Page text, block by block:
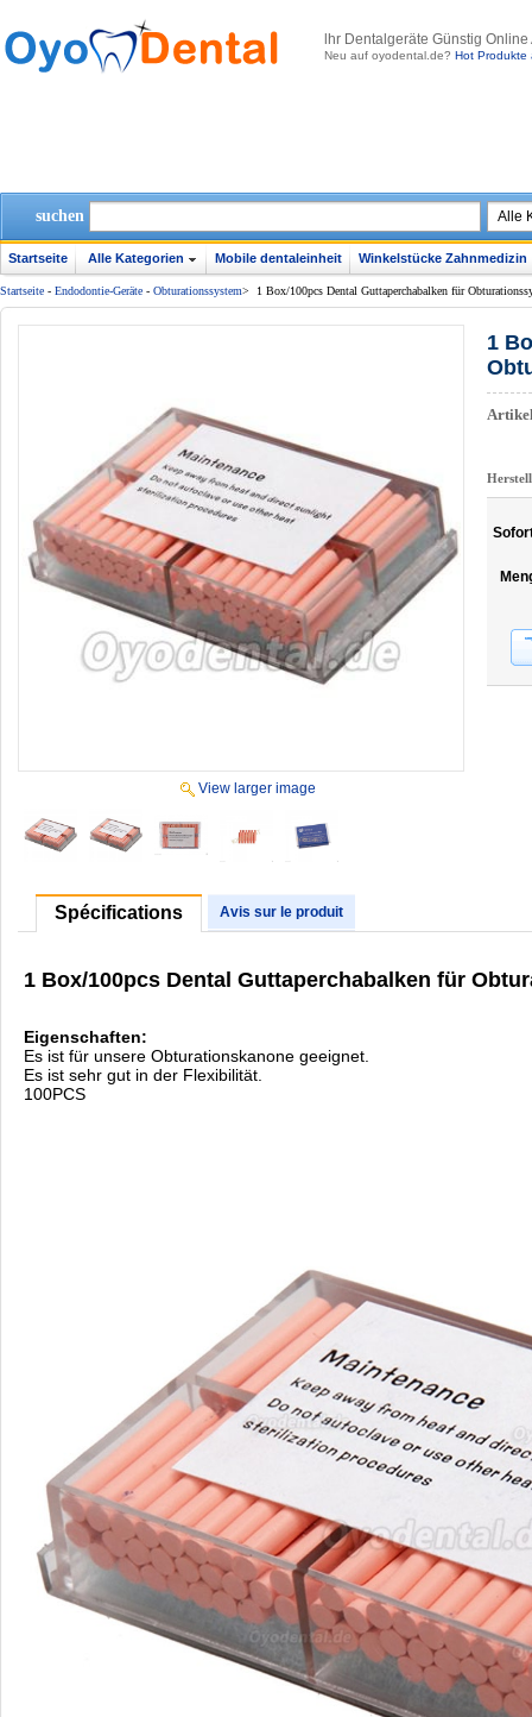
lhr Dentalgeräte Günstig
Neu auf oyodental.de? Hot Produkte
suchen
Startseite Alle Kategorien Mobile dentaleinheit Winkelstücke Zahnmedizin
Startseite - Endodontie-Geräte - Obturationssystem> 1 Box/100pcs Dental Guttaperchabalken für
View larger image
1
Spécifications Avis sur le produit
1 Box/100pcs Dental Guttaperchabalken für
Eigenschaften:
Es ist für unsere Obturationskanone geeignet.
Es ist sehr gut in der Flexibilität.
100PCS